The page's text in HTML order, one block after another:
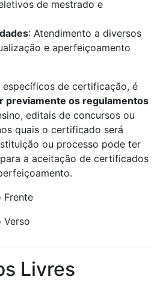
de mestrado e
: Atendimento a diversos
e aperfeiçoamento
específicos de certificação, é
previamente os regulamentos
editais de concursos ou
quais o certificado será
ou processo pode ter
a aceitação de certificados
Livres